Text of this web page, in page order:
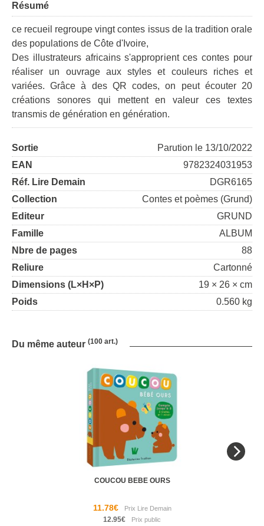
Résumé
ce recueil regroupe vingt contes issus de la tradition orale
des populations de Côte d'Ivoire,
Des illustrateurs africains s'approprient ces contes pour
réaliser un ouvrage aux styles et couleurs riches et
variées. Grâce à des QR codes, on peut écouter 20
créations sonores qui mettent en valeur ces textes
transmis de génération en génération.
Sortie
Parution le 13/10/2022
EAN
9782324031953
Réf. Lire Demain
DGR6165
Collection
Contes et poèmes (Grund)
Editeur
GRUND
Famille
ALBUM
Nbre de pages
88
Reliure
Cartonné
Dimensions (L×H×P)
19 × 26 × cm
Poids
0.560 kg
Du même auteur (100 art.)
COUCOU BEBE OURS
11.78€
12.95€